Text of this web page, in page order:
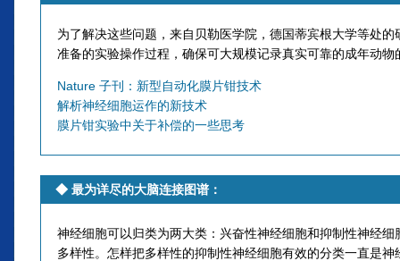
为了解决这些问题，来自贝勒医学院，德国蒂宾根大学等处
准备的实验操作过程，确保可大规模记录真实可靠的成年动
Nature 子刊：新型自动化膜片钳技术
解析神经细胞运作的新技术
膜片钳实验中关于补偿的一些思考
◆ 最为详尽的大脑连接图谱：
神经细胞可以归类为两大类：兴奋性神经细胞和抑制性神经
多样性。怎样把多样性的抑制性神经细胞有效的分类一直是